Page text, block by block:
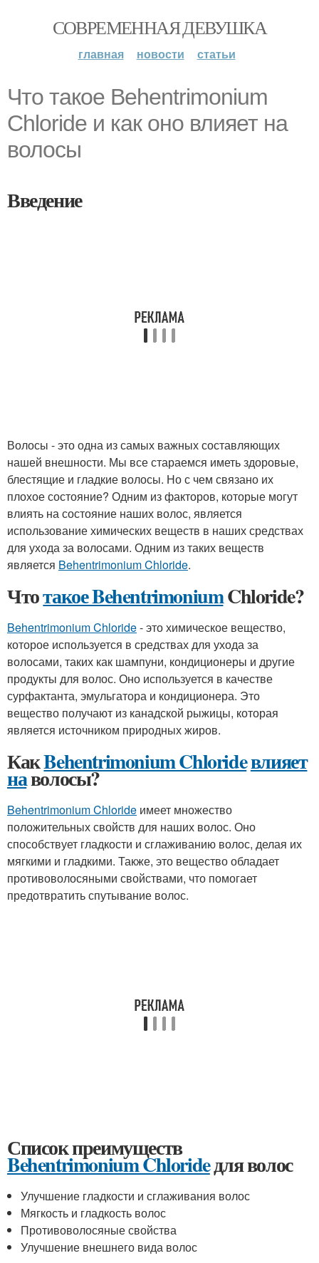
СОВРЕМЕННАЯ ДЕВУШКА
главная новости статьи
Что такое Behentrimonium
Chloride и как оно влияет на
волосы
Введение
Волосы - это одна из самых важных составляющих
нашей внешности. Мы все стараемся иметь здоровые,
блестящие и гладкие волосы. Но с чем связано их
плохое состояние? Одним из факторов, которые могут
влиять на состояние наших волос, является
использование химических веществ в наших средствах
для ухода за волосами. Одним из таких веществ
является Behentrimonium Chloride.
Чтотакое BehentrimoniumChloride?
Behentrimonium Chloride- это химическое вещество,
которое используется в средствах для ухода за
волосами, таких как шампуни, кондиционеры и другие
продукты для волос. Оно используется в качестве
сурфактанта, эмульгатора и кондиционера. Это
вещество получают из канадской рыжицы, которая
является источником природных жиров.
КакBehentrimonium Chlorideвлияет
наволосы?
Behentrimonium Chloride имеет множество
положительных свойств для наших волос. Оно
способствует гладкости и сглаживанию волос, делая их
мягкими и гладкими. Также, это вещество обладает
противоволосяными свойствами, что помогает
предотвратить спутывание волос.
Список преимуществ
Behentrimonium Chlorideдля волос
Улучшение гладкости и сглаживания волос
Мягкость и гладкость волос
Противоволосяные свойства
Улучшение внешнего вида волос